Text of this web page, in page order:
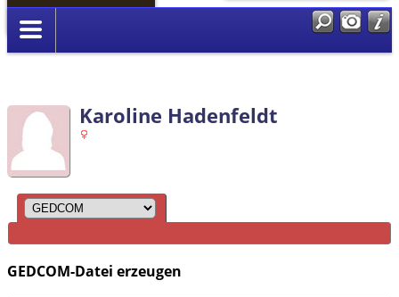
Anmelden
Karoline Hadenfeldt
GEDCOM-Datei erzeugen